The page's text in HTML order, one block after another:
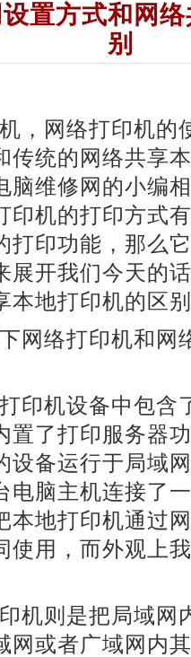
置方式和网
别
网络打印机的
传统的网络共享
脑维修网的小编
印机的打印方式
打印功能，那么
展开我们今天
本地打印机的区
络打印机和网
机设备中包含
置了打印服务器
设备运行于局域
电脑主机连接了
本地打印机通过
使用，而外观上
则是把局域网
网或者广域网内